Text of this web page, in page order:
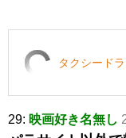
タクシード
29: 映画好き名無し